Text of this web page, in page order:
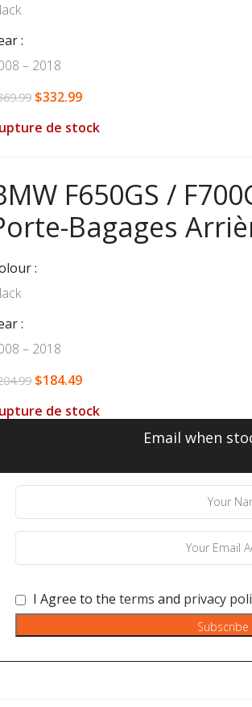
– 2018
$332.99
de stock
F650GS /
Bagages
– 2018
$184.49
de stock
Email when
I Agree to the terms and privacy